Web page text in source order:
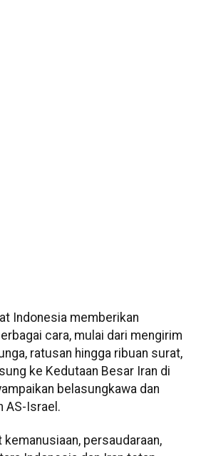
Indonesia memberikan
cara, mulai dari mengirim
ratusan hingga ribuan surat,
ke Kedutaan Besar Iran di
belasungkawa dan
AS-Israel.
persaudaraan,